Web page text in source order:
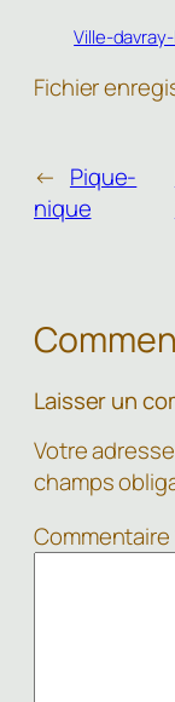
Ville-
Fichier
← Pique-
nique
Laisser un
Votre
champs
Commentaire